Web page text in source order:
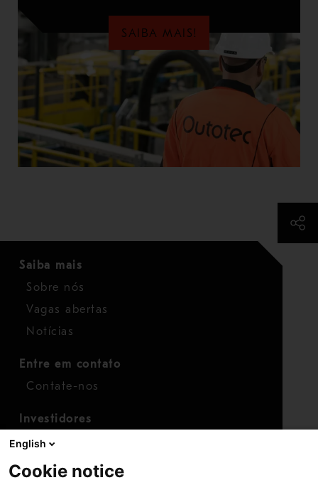
SAIBA MAIS!
Saiba mais
Sobre nós
Vagas abertas
Notícias
Entre em contato
Contate-nos
Investidores
Calendário para investidores
Finanças
English
Cookie notice